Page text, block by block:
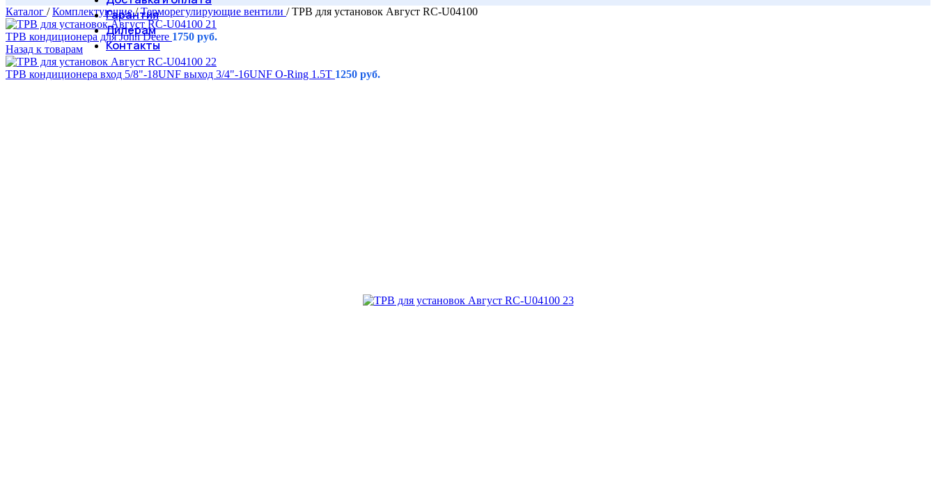
Гарантия
Дилерам
Контакты
Каталог / Комплектующие/ Терморегулирующие вентили / ТРВ для установок Август RC-U04100
ТРВ кондиционера для John Deere 1750 руб.
Назад к товарам
ТРВ кондиционера вход 5/8"-18UNF выход 3/4"-16UNF O-Ring 1.5Т 1250 руб.